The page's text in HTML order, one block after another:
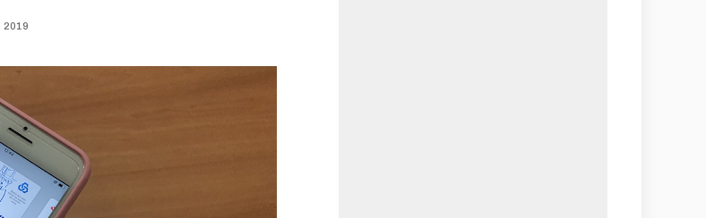
2019